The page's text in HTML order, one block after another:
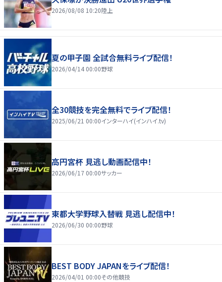
2026/08/08 10:20陸上
夏の甲子園 全試合無料ライブ配信！
2026/04/14 00:00野球
全30競技を完全無料でライブ配信！
2025/06/21 00:00インターハイ(インハイ.tv)
高円宮杯 見逃し動画配信中！
2026/06/17 00:00サッカー
東都大学野球入替戦 見逃し配信中！
2026/06/30 00:00野球
BEST BODY JAPANをライブ配信！
2026/04/01 00:00その他競技